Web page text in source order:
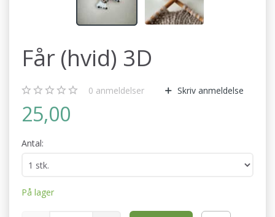
Får (hvid) 3D
0 anmeldelser Skriv anmeldelse
25,00
Antal:
På lager